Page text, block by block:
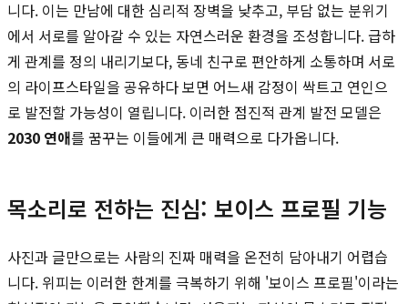
니다. 이는 만남에 대한 심리적 장벽을 낮추고, 부담 없는 분위기
에서 서로를 알아갈 수 있는 자연스러운 환경을 조성합니다. 급하
게 관계를 정의 내리기보다, 동네 친구로 편안하게 소통하며 서로
의 라이프스타일을 공유하다 보면 어느새 감정이 싹트고 연인으
로 발전할 가능성이 열립니다. 이러한 점진적 관계 발전 모델은
2030 연애를 꿈꾸는 이들에게 큰 매력으로 다가옵니다.
목소리로 전하는 진심: 보이스 프로필 기능
사진과 글만으로는 사람의 진짜 매력을 온전히 담아내기 어렵습
니다. 위피는 이러한 한계를 극복하기 위해 '보이스 프로필'이라는